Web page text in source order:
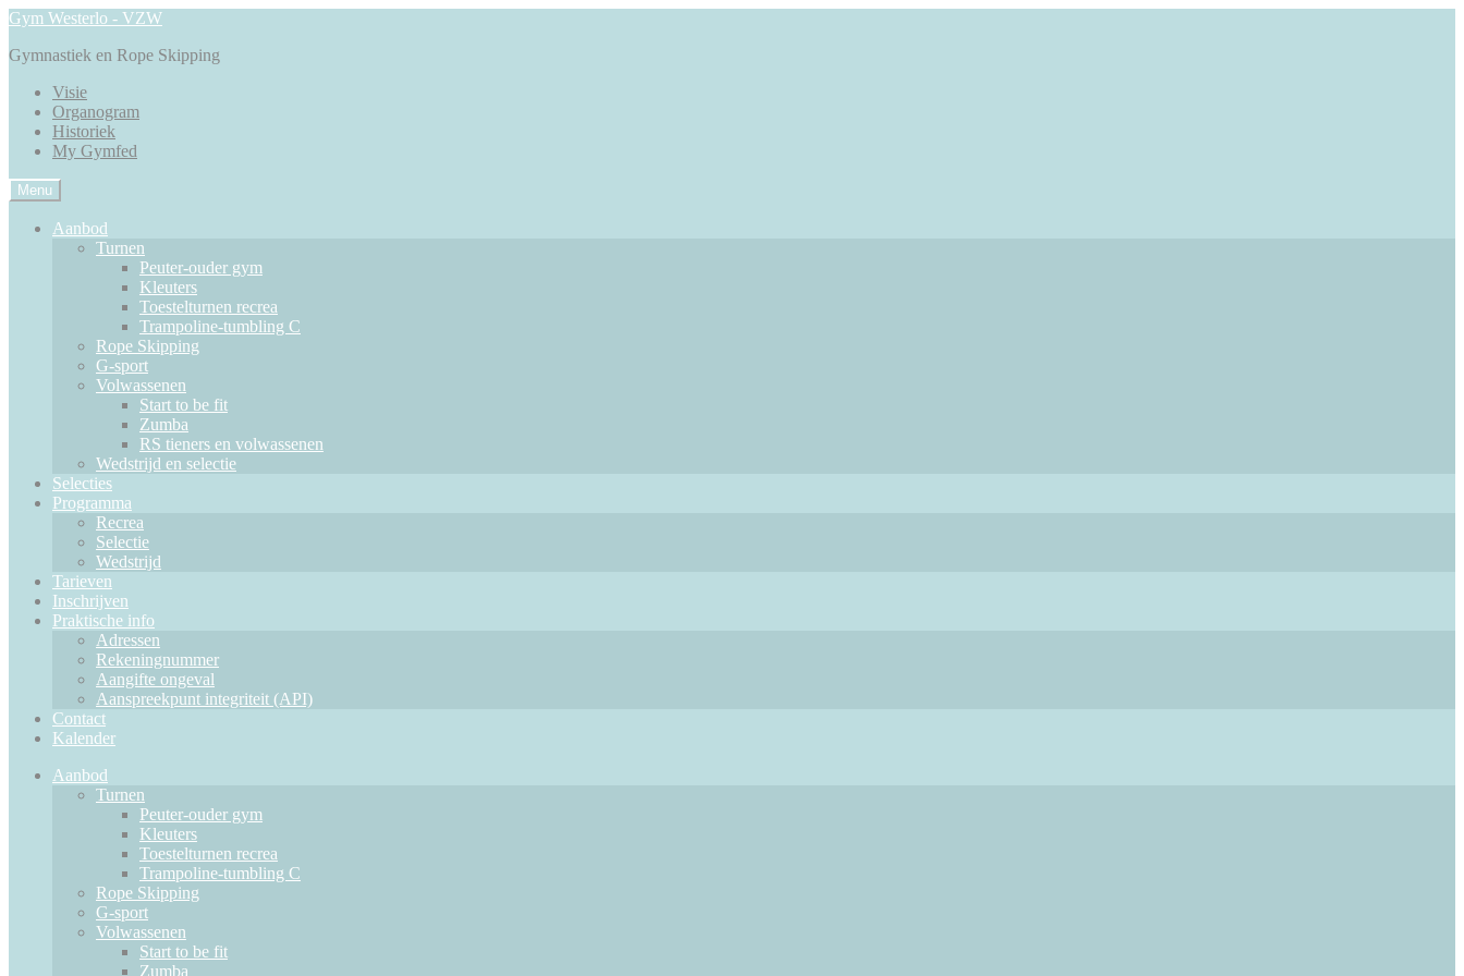
Ga
naar
Ga
naar
inhoud
Gym Westerlo - VZW
Gymnastiek en Rope Skipping
Visie
Organogram
Historiek
My Gymfed
Menu
Aanbod
Turnen
Peuter-ouder gym
Kleuters
Toestelturnen recrea
Trampoline-tumbling C
Rope Skipping
G-sport
Volwassenen
Start to be fit
Zumba
RS tieners en volwassenen
Wedstrijd en selectie
Selecties
Programma
Recrea
Selectie
Wedstrijd
Tarieven
Inschrijven
Praktische info
Adressen
Rekeningnummer
Aangifte ongeval
Aanspreekpunt integriteit (API)
Contact
Kalender
Aanbod
Turnen
Peuter-ouder gym
Kleuters
Toestelturnen recrea
Trampoline-tumbling C
Rope Skipping
G-sport
Volwassenen
Start to be fit
Zumba